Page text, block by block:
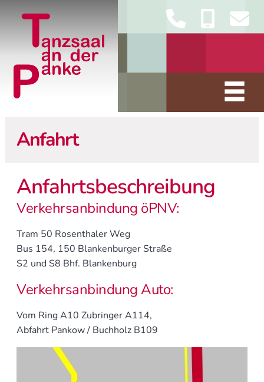
Anfahrt
Anfahrtsbeschreibung
Verkehrsanbindung öPNV:
Tram 50 Rosenthaler Weg
Bus 154, 150 Blankenburger Straße
S2 und S8 Bhf. Blankenburg
Verkehrsanbindung Auto:
Vom Ring A10 Zubringer A114,
Abfahrt Pankow / Buchholz B109